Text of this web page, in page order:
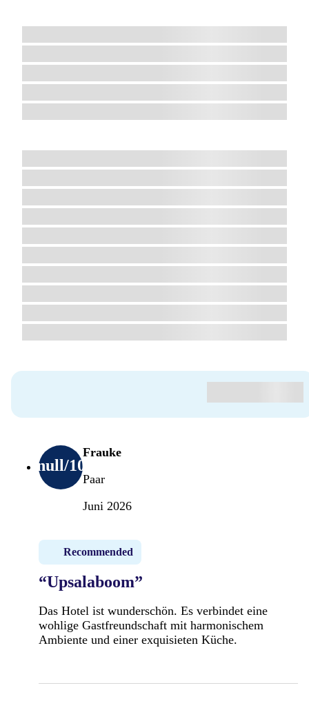
null/10
Frauke
Paar
Juni 2026
Recommended
“Upsalaboom”
Das Hotel ist wunderschön. Es verbindet eine
wohlige Gastfreundschaft mit harmonischem
Ambiente und einer exquisieten Küche.